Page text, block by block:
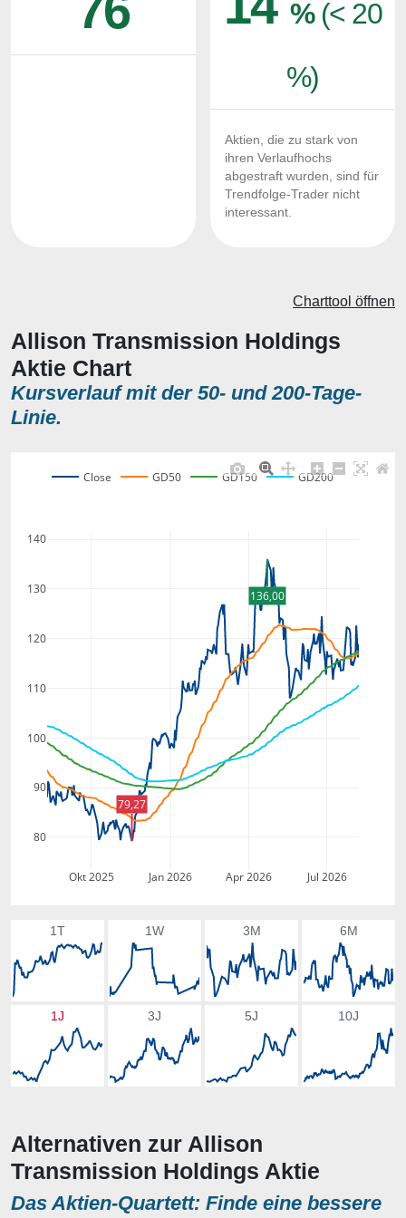
% (< 20
%)
Aktien, die zu stark von
ihren Verlaufhochs
abgestraft wurden, sind für
Trendfolge-Trader nicht
interessant.
Allison Transmission Holdings
Aktie Chart
Kursverlauf mit der 50- und 200-Tage-
Linie.
Charttool öffnen
Okt 2025 Jan 2026 Apr 2026 Jul 2026
80
90
100
110
120
130
140
Close GD50 GD150 GD200
136,00
79,27
1T 1W 3M 6M
1J 3J 5J 10J
Alternativen zur Allison
Transmission Holdings Aktie
Das Aktien-Quartett: Finde eine bessere